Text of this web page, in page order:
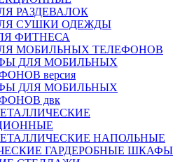
РАЗДЕВАЛОК
СУШКИ ОДЕЖДЫ
ФИТНЕСА
МОБИЛЬНЫХ ТЕЛЕФОНОВ
ДЛЯ МОБИЛЬНЫХ
версия
ДЛЯ МОБИЛЬНЫХ
двк
НАПОЛЬНЫЕ
ГАРДЕРОБНЫЕ ШКАФЫ